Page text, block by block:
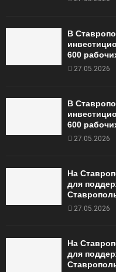
В
600
27.05.2026
В
600
27.05.2026
На
для
27.05.2026
На
для